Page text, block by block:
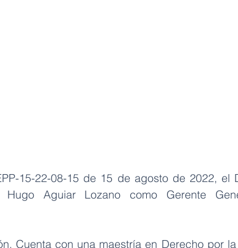
15-22-08-15 de 15 de agosto de 2022, el
Hugo Aguiar Lozano como Gerente
Cuenta con una maestría en Derecho por